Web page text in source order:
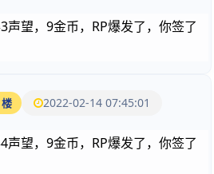
声望，9金币，RP爆发了，你签了
2022-02-14 07:45:01
声望，9金币，RP爆发了，你签了